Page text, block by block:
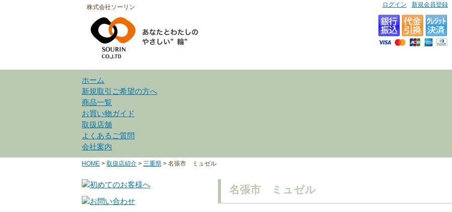
株式会社ソーリン 新規会員登録
ログイン
ホーム
新規取引ご希望の方へ
商品一覧
お買い物ガイド
取扱店舗
よくあるご質問
会社案内
HOME > 取扱店紹介 > 三重県 > 名張市 ミュゼル
名張市 ミュゼル